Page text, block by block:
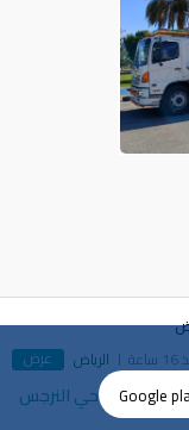
الرياض عرض
الياسمين حي النرجس
Google